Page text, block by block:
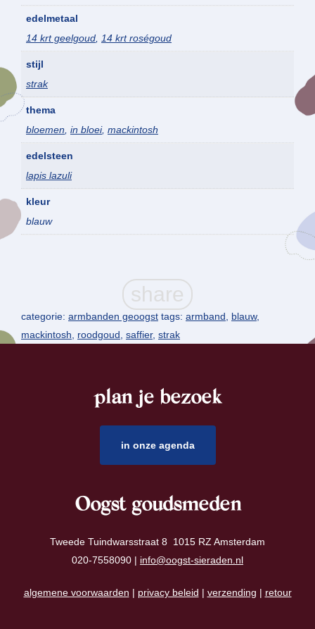
edelmetaal
14 krt geelgoud
14 krt roségoud
stijl
strak
thema
bloemen in bloei, mackintosh
edelsteen
lapis lazuli
kleur
blauw
categorie: armbanden geoogst tags: armband, blauw,
mackintosh, roodgoud, saffier, strak
plan je bezoek
in onze agenda
Oogst goudsmeden
Tweede Tuindwarsstraat 8 1015 RZ Amsterdam
020-7558090 | info@oogst-sieraden.nl
algemene voorwaarden | privacy beleid | verzending | retour